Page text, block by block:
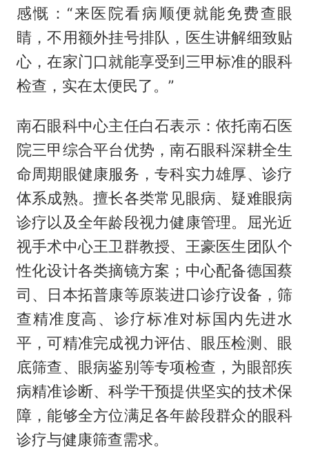
感慨：“来医院看病顺便就能免费查眼
睛，不用额外挂号排队，医生讲解细致贴
心，在家门口就能享受到三甲标准的眼科
检查，实在太便民了。”
南石眼科中心主任白石表示：依托南石医
院三甲综合平台优势，南石眼科深耕全生
命周期眼健康服务，专科实力雄厚、诊疗
体系成熟。擅长各类常见眼病、疑难眼病
诊疗以及全年龄段视力健康管理。屈光近
视手术中心王卫群教授、王豪医生团队个
性化设计各类摘镜方案；中心配备德国蔡
司、日本拓普康等原装进口诊疗设备，筛
查精准度高、诊疗标准对标国内先进水
平，可精准完成视力评估、眼压检测、眼
底筛查、眼病鉴别等专项检查，为眼部疾
病精准诊断、科学干预提供坚实的技术保
障，能够全方位满足各年龄段群众的眼科
诊疗与健康筛查需求。